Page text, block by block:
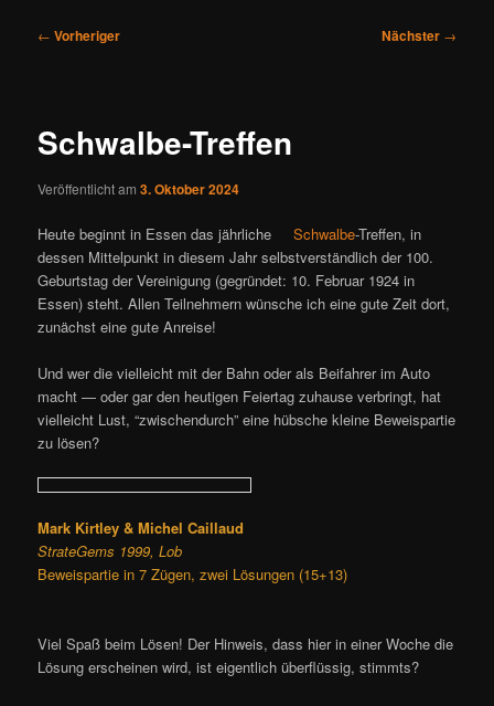
springen
springen
B
a
s
a
v
i
g
a
i
o
n
← Vorheriger Nächster →
Schwalbe-Treffen
Veröffentlicht am3. Oktober 2024
Heute beginnt in Essen das jährliche Schwalbe-Treffen, in
dessen Mittelpunkt in diesem Jahr selbstverständlich der 100.
Geburtstag der Vereinigung (gegründet: 10. Februar 1924 in
Essen) steht. Allen Teilnehmern wünsche ich eine gute Zeit dort,
zunächst eine gute Anreise!
Und wer die vielleicht mit der Bahn oder als Beifahrer im Auto
macht — oder gar den heutigen Feiertag zuhause verbringt, hat
vielleicht Lust, “zwischendurch” eine hübsche kleine Beweispartie
zu lösen?
Mark Kirtley & Michel Caillaud
StrateGems 1999, Lob
Beweispartie in 7 Zügen, zwei Lösungen (15+13)
Viel Spaß beim Lösen! Der Hinweis, dass hier in einer Woche die
Lösung erscheinen wird, ist eigentlich überflüssig, stimmts?